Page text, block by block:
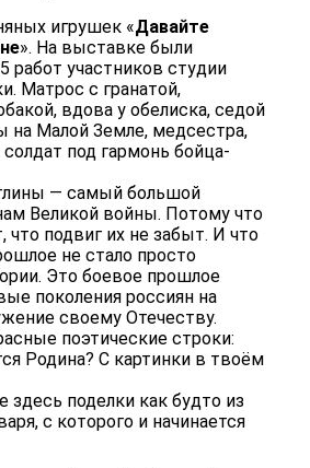
игрушек «Давайте
».​ На выставке были
работ участников студии
Матрос с гранатой,
вдова у обелиска, седой
на Малой Земле, медсестра,
под гармонь бойца-
— самый большой
Великой войны. Потому что
что подвиг их не забыт. И что
не стало просто
Это боевое прошлое
поколения россиян на
своему Отечеству.
поэтические строки:
Родина? С картинки в твоём
здесь поделки как будто из
с которого и​ начинается